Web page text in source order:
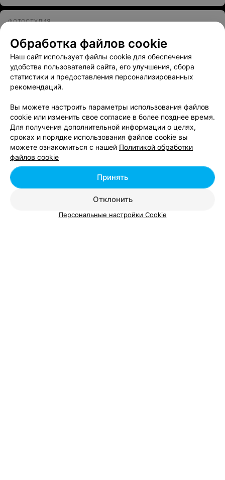
ФОТОСТУДИЯ
Pro100studio
Минск, ул. Сосновая, 9
Вам будет интересно
Печать фото в Первомайском районе Минска
Печать фото в Советском районе Минска
Печать фото во Фрунзенском районе Минска
Обработка файлов cookie
Наш сайт использует файлы cookie для обеспечения
удобства пользователей сайта, его улучшения, сбора
статистики и предоставления персонализированных
рекомендаций.
Вы можете настроить параметры использования файлов
cookie или изменить свое согласие в более позднее время.
Для получения дополнительной информации о целях,
сроках и порядке использования файлов cookie вы
можете ознакомиться с нашей Политикой обработки
файлов cookie
Отклонить
Принять
Персональные настройки Cookie